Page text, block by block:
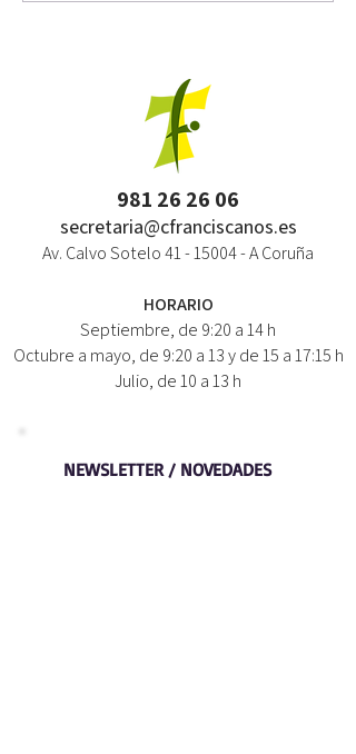
981 26 26 06
secretaria@cfranciscanos.es
Av. Calvo Sotelo41 - 15004- A Coruña
HORARIO
Septiembre, de 9:20 a 14 h
Octubre a mayo, de 9:20 a 13 y de 15 a 17:15 h
Julio, de 10 a 13 h
NEWSLETTER / NOVEDADES